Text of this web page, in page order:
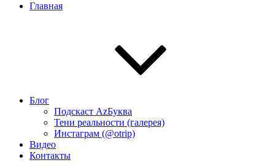
Главная
Блог
Подскаст АzБуква
Тени реальности (галерея)
Инстаграм (@otrip)
Видео
Контакты